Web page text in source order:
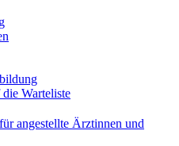
Warteliste
angestellte Ärztinnen und